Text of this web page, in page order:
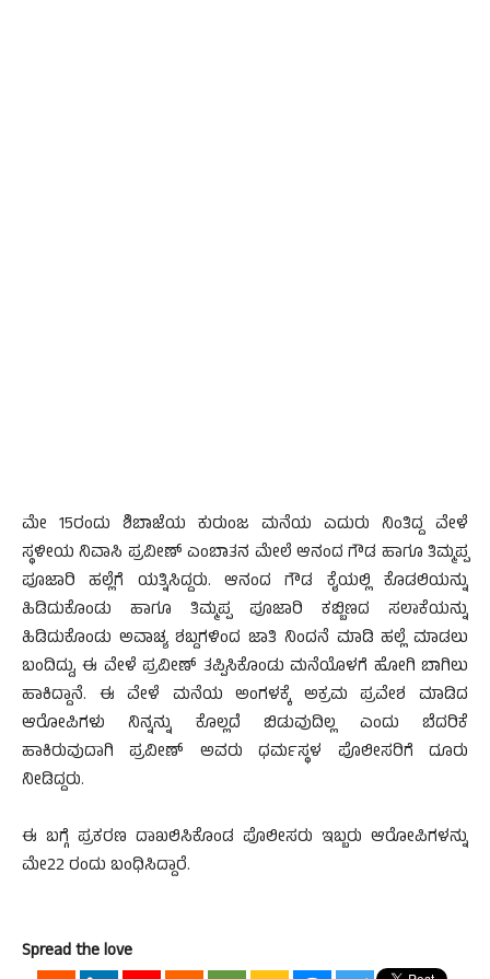
ಮೇ 15ರಂದು ಶಿಬಾಜೆಯ ಕುರುಂಜ ಮನೆಯ ಎದುರು ನಿಂತಿದ್ದ ವೇಳೆ
ಸ್ಥಳೀಯ ನಿವಾಸಿ ಪ್ರವೀಣ್ ಎಂಬಾತನ ಮೇಲೆ ಆನಂದ ಗೌಡ ಹಾಗೂ ತಿಮ್ಮಪ್ಪ
ಪೂಜಾರಿ ಹಲ್ಲೆಗೆ ಯತ್ನಿಸಿದ್ದರು. ಆನಂದ ಗೌಡ ಕೈಯಲ್ಲಿ ಕೊಡಲಿಯನ್ನು
ಹಿಡಿದುಕೊಂಡು ಹಾಗೂ ತಿಮ್ಮಪ್ಪ ಪೂಜಾರಿ ಕಬ್ಬಿಣದ ಸಲಾಕೆಯನ್ನು
ಹಿಡಿದುಕೊಂಡು ಅವಾಚ್ಯ ಶಬ್ದಗಳಿಂದ ಜಾತಿ ನಿಂದನೆ ಮಾಡಿ ಹಲ್ಲೆ ಮಾಡಲು
ಬಂದಿದ್ದು, ಈ ವೇಳೆ ಪ್ರವೀಣ್ ತಪ್ಪಿಸಿಕೊಂಡು ಮನೆಯೊಳಗೆ ಹೋಗಿ ಬಾಗಿಲು
ಹಾಕಿದ್ದಾನೆ. ಈ ವೇಳೆ ಮನೆಯ ಅಂಗಳಕ್ಕೆ ಅಕ್ರಮ ಪ್ರವೇಶ ಮಾಡಿದ
ಆರೋಪಿಗಳು ನಿನ್ನನ್ನು ಕೊಲ್ಲದೆ ಬಿಡುವುದಿಲ್ಲ ಎಂದು ಬೆದರಿಕೆ
ಹಾಕಿರುವುದಾಗಿ ಪ್ರವೀಣ್‌ ಅವರು ಧರ್ಮಸ್ಥಳ ಪೊಲೀಸರಿಗೆ ದೂರು
ನೀಡಿದ್ದರು.
ಈ ಬಗ್ಗೆ ಪ್ರಕರಣ‌ ದಾಖಲಿಸಿಕೊಂಡ ಪೊಲೀಸರು ಇಬ್ಬರು ಆರೋಪಿಗಳನ್ನು
ಮೇ22 ರಂದು ಬಂಧಿಸಿದ್ದಾರೆ.
Spread the love